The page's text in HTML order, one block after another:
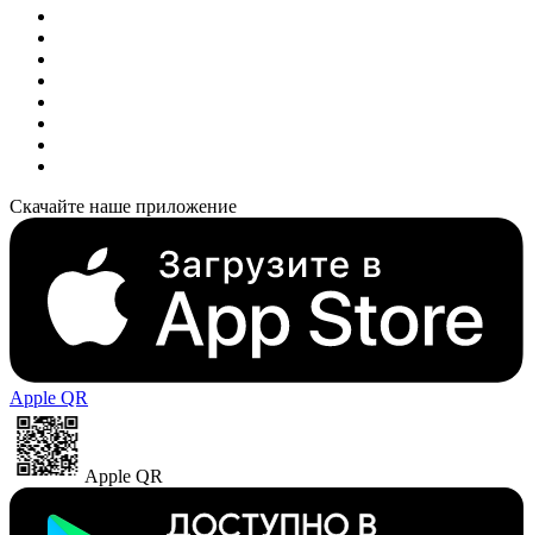
Скачайте наше приложение
Apple QR
Apple QR